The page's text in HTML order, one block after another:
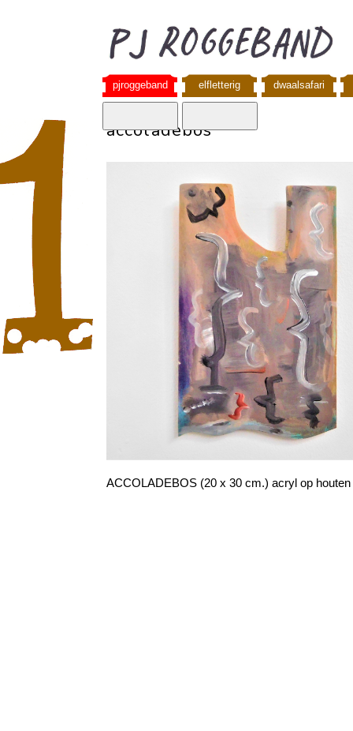
pjroggeband elfletterig dwaalsafari
accoladebos
ACCOLADEBOS (20 x 30 cm.) acryl op houten